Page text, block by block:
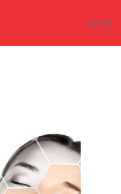
EN MK